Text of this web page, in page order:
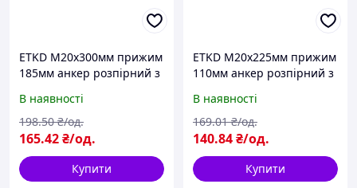
ETKD М20х300мм прижим
185мм анкер розпірний з
[920E3000092E320Z00]
Metalvis
В наявності
165.42₴/од.
198.50 ₴/од.
Купити
ETKD М20х225мм прижим
110мм анкер розпірний з
[920E30000920E320B3]
Metalvis
В наявності
140.84₴/од.
169.01 ₴/од.
Купити